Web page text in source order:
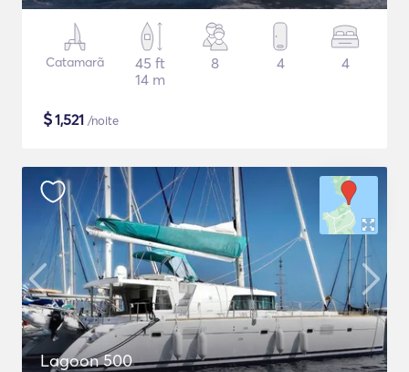
Catamarã
45 ft
14 m
8 4 4
$1,521 /noite
Lagoon 500